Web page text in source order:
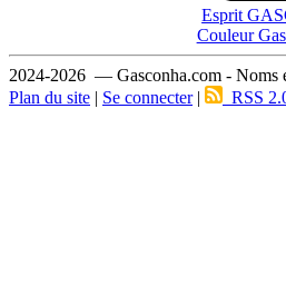
Esprit
Couleur
2024-2026 — Gasconha.com - Noms
Plan du site | Se connecter| RSS